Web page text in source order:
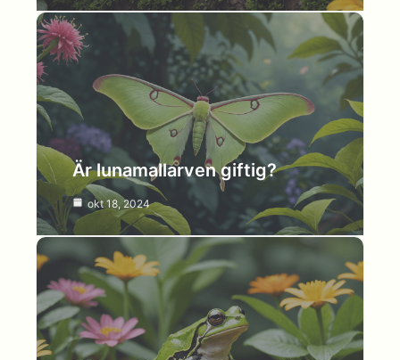
Är lunamallarven giftig?
okt 18, 2024